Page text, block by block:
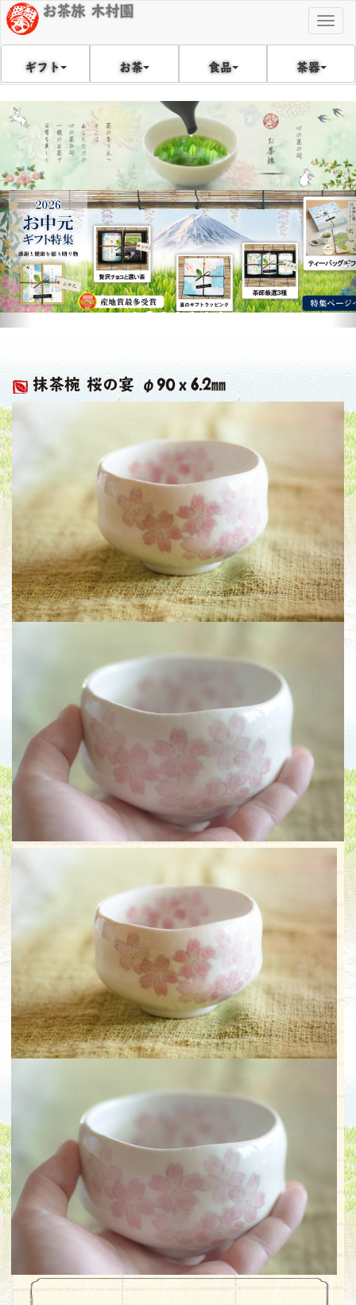
お茶旅 木村園
ギフト お茶 食品 茶器
戻
る
次
へ
抹茶椀 桜の宴 φ90ｘ6.2㎜